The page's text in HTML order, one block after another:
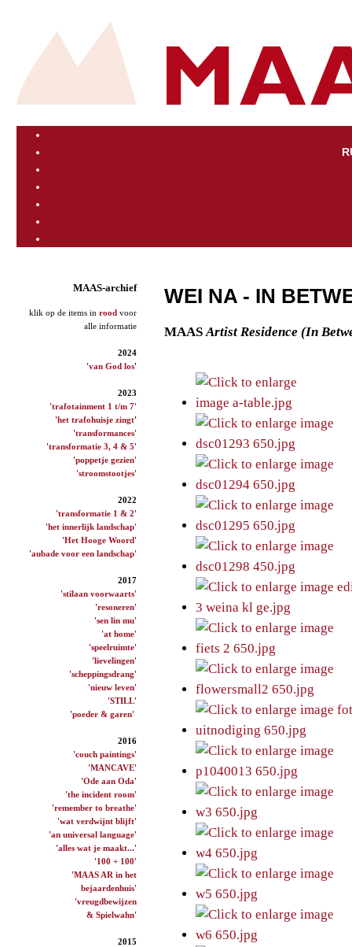
MAAS-archief
klik op de items in rood voor
alle informatie
2024
'van God los'
2023
'trafotainment 1 t/m 7'
'het trafohuisje zingt'
'transformances'
'transformatie 3, 4 & 5'
'poppetje gezien'
'stroomstootjes'
2022
'transformatie 1 & 2'
'het innerlijk landschap'
'Het Hooge Woord'
'aubade voor een landschap'
2017
'stilaan voorwaarts'
'resoneren'
'sen lin mu'
'at home'
'speelruimte'
'lievelingen'
'scheppingsdrang'
'nieuw leven'
'STILL'
'poeder & garen'
2016
'couch paintings'
'MANCAVE'
'Ode aan Oda'
'the incident room'
'remember to breathe'
'wat verdwijnt blijft'
'an universal language'
'alles wat je maakt...'
'100 + 100'
'MAAS AR in het
bejaardenhuis'
'vreugdbewijzen
& Spielwahn'
2015
WEI NA - IN
MAASArtist Residence (In